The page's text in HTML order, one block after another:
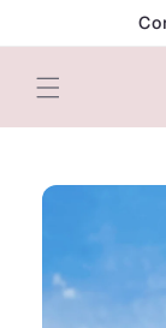
directamente
al contenido
Ir
información